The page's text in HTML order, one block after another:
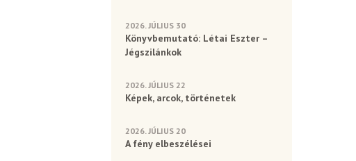
2026. JÚLIUS 30
Könyvbemutató: Létai Eszter –
Jégszilánkok
2026. JÚLIUS 22
Képek, arcok, történetek
2026. JÚLIUS 20
A fény elbeszélései